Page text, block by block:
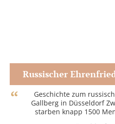
Russischer
Geschichte zum
Gallberg in Düsseldorf
starben knapp 1500